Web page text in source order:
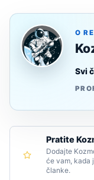
O
Svi
Pratite
Dodajte
će vam, kada
članke.